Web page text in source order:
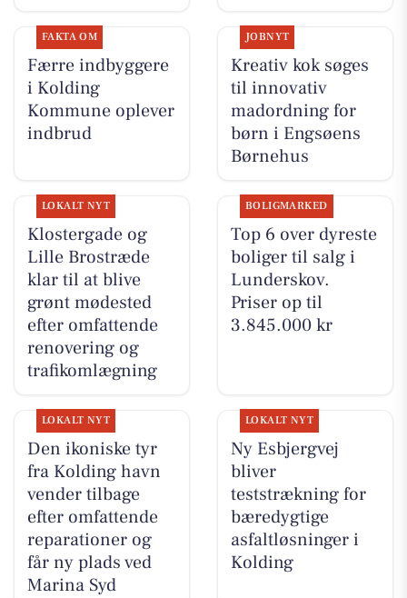
FAKTA OM
Færre indbyggere
i Kolding
Kommune oplever
indbrud
JOBNYT
Kreativ kok søges
til innovativ
madordning for
børn i Engsøens
Børnehus
LOKALT NYT
Klostergade og
Lille Brostræde
klar til at blive
grønt mødested
efter omfattende
renovering og
trafikomlægning
BOLIGMARKED
Top 6 over dyreste
boliger til salg i
Lunderskov.
Priser op til
3.845.000 kr
LOKALT NYT
Den ikoniske tyr
fra Kolding havn
vender tilbage
efter omfattende
reparationer og
får ny plads ved
Marina Syd
LOKALT NYT
Ny Esbjergvej
bliver
teststrækning for
bæredygtige
asfaltløsninger i
Kolding